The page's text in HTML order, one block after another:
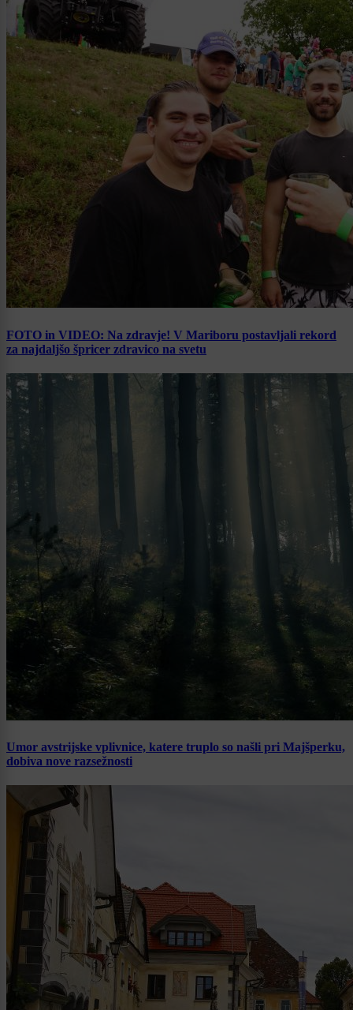
FOTO in VIDEO: Na zdravje! V Mariboru postavljali rekord
za najdaljšo špricer zdravico na svetu
Umor avstrijske vplivnice, katere truplo so našli pri Majšperku,
dobiva nove razsežnosti